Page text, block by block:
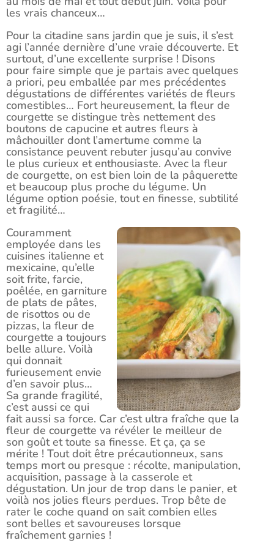
les vrais chanceux…
Pour la citadine sans jardin que je suis, il s’est
agi l’année dernière d’une vraie découverte. Et
surtout, d’une excellente surprise ! Disons
pour faire simple que je partais avec quelques
a priori, peu emballée par mes précédentes
dégustations de différentes variétés de fleurs
comestibles… Fort heureusement, la fleur de
courgette se distingue très nettement des
boutons de capucine et autres fleurs à
mâchouiller dont l’amertume comme la
consistance peuvent rebuter jusqu’au convive
le plus curieux et enthousiaste. Avec la fleur
de courgette, on est bien loin de la pâquerette
et beaucoup plus proche du légume. Un
légume option poésie, tout en finesse, subtilité
et fragilité…
Couramment
employée dans les
cuisines italienne et
mexicaine, qu’elle
soit frite, farcie,
poêlée, en garniture
de plats de pâtes,
de risottos ou de
pizzas, la fleur de
courgette a toujours
belle allure. Voilà
qui donnait
furieusement envie
d’en savoir plus…
Sa grande fragilité,
c’est aussi ce qui
fait aussi sa force. Car c’est ultra fraîche que la
fleur de courgette va révéler le meilleur de
son goût et toute sa finesse. Et ça, ça se
mérite ! Tout doit être précautionneux, sans
temps mort ou presque : récolte, manipulation,
acquisition, passage à la casserole et
dégustation. Un jour de trop dans le panier, et
voilà nos jolies fleurs perdues. Trop bête de
rater le coche quand on sait combien elles
sont belles et savoureuses lorsque
fraîchement garnies !